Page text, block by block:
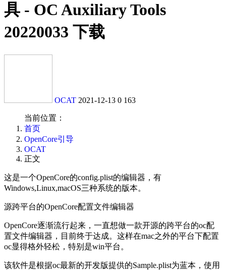
具 - OC Auxiliary Tools
20220033 下载
OCAT 2021-12-13 0 163
当前位置：
首页
OpenCore引导
OCAT
正文
这是一个OpenCore的config.plist的编辑器，有
Windows,Linux,macOS三种系统的版本。
源跨平台的OpenCore配置文件编辑器
OpenCore逐渐流行起来，一直想做一款开源的跨平台的oc配
置文件编辑器，目前终于达成。这样在mac之外的平台下配置
oc显得格外轻松，特别是win平台。
该软件是根据oc最新的开发版提供的Sample.plist为蓝本，使用